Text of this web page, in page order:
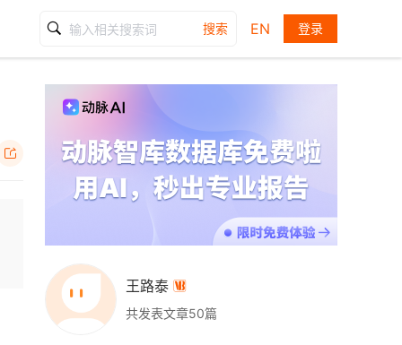
搜索 EN 登录

王路泰 
共发表文章50篇